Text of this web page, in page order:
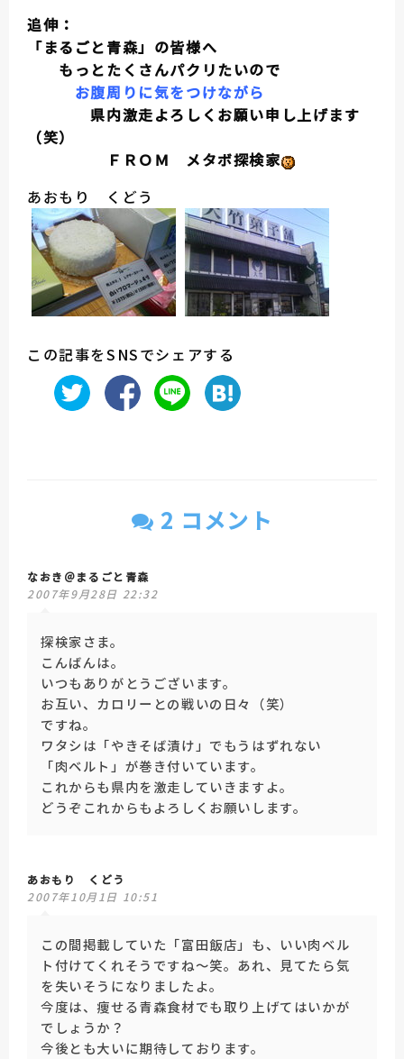
追伸：
「まるごと青森」の皆様へ
もっとたくさんパクリたいので
お腹周りに気をつけながら
県内激走よろしくお願い申し上げます
（笑）
ＦＲＯＭ メタボ探検家
あおもり くどう
この記事をSNSでシェアする
2 コメント
なおき＠まるごと青森
2007年9月28日 22:32
探検家さま。
こんばんは。
いつもありがとうございます。
お互い、カロリーとの戦いの日々（笑）
ですね。
ワタシは「やきそば漬け」でもうはずれない
「肉ベルト」が巻き付いています。
これからも県内を激走していきますよ。
どうぞこれからもよろしくお願いします。
あおもり くどう
2007年10月1日 10:51
この間掲載していた「富田飯店」も、いい肉ベル
ト付けてくれそうですね～笑。あれ、見てたら気
を失いそうになりましたよ。
今度は、痩せる青森食材でも取り上げてはいかが
でしょうか？
今後とも大いに期待しております。